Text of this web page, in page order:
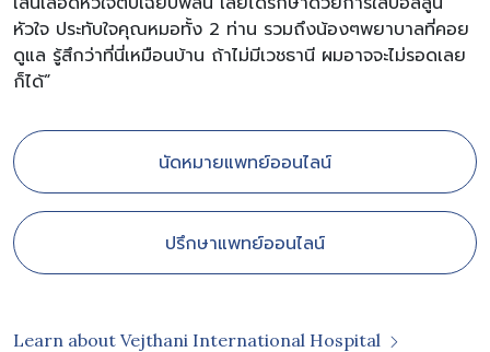
หัวใจ ประทับใจคุณหมอทั้ง 2 ท่าน รวมถึงน้องๆพยาบาลที่คอย
ดูแล รู้สึกว่าที่นี่เหมือนบ้าน ถ้าไม่มีเวชธานี ผมอาจจะไม่รอดเลย
ก็ได้”
นัดหมายแพทย์ออนไลน์
ปรึกษาแพทย์ออนไลน์
Learn about Vejthani International Hospital